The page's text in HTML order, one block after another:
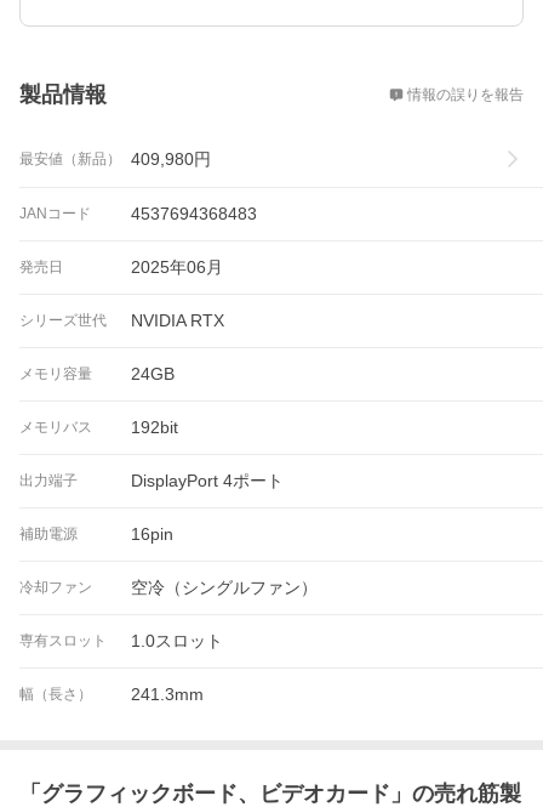
製品情報 情報の誤りを報告
最安値（新品） 409,980円
JANコード 4537694368483
発売日 2025年06月
シリーズ世代 NVIDIA RTX
メモリ容量 24GB
メモリバス 192bit
出力端子 DisplayPort 4ポート
補助電源 16pin
冷却ファン 空冷（シングルファン）
専有スロット 1.0スロット
幅（長さ） 241.3mm
「 グラフィックボード、ビデオカード 」の売れ筋製